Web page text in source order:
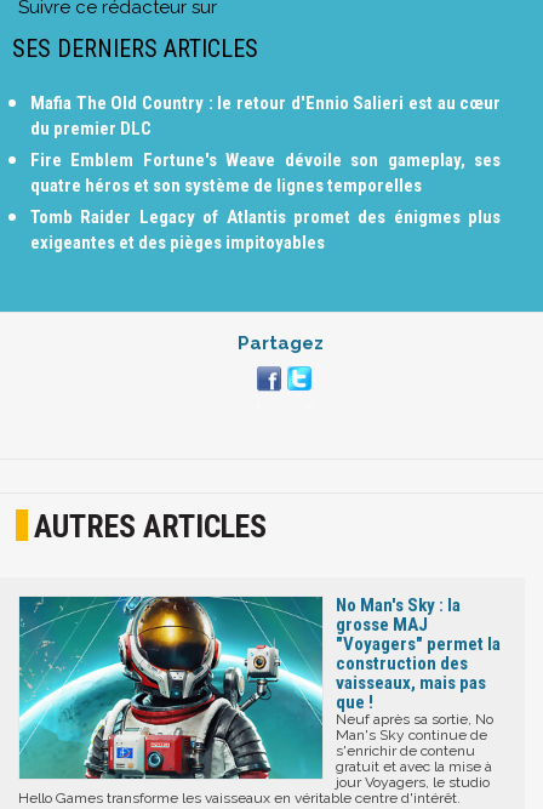
Suivre ce rédacteur sur
SES DERNIERS ARTICLES
Mafia The Old Country : le retour d'Ennio Salieri est au cœur
du premier DLC
Fire Emblem Fortune's Weave dévoile son gameplay, ses
quatre héros et son système de lignes temporelles
Tomb Raider Legacy of Atlantis promet des énigmes plus
exigeantes et des pièges impitoyables
Partagez
AUTRES ARTICLES
No Man's Sky : la
grosse MAJ
"Voyagers" permet la
construction des
vaisseaux, mais pas
que !
Neuf après sa sortie, No
Man's Sky continue de
s'enrichir de contenu
gratuit et avec la mise à
jour Voyagers, le studio
Hello Games transforme les vaisseaux en véritable centre d'intérêt.